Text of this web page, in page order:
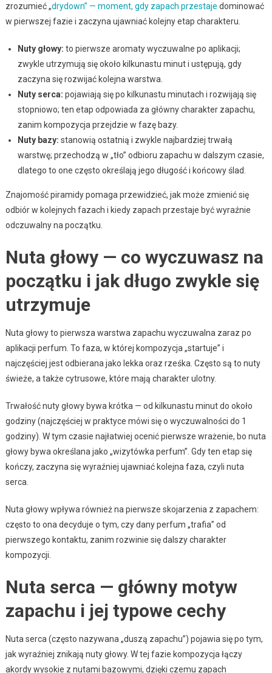
zrozumieć „drydown” — moment, gdy zapach przestaje dominować
w pierwszej fazie i zaczyna ujawniać kolejny etap charakteru.
Nuty głowy: to pierwsze aromaty wyczuwalne po aplikacji;
zwykle utrzymują się około kilkunastu minut i ustępują, gdy
zaczyna się rozwijać kolejna warstwa.
Nuty serca: pojawiają się po kilkunastu minutach i rozwijają się
stopniowo; ten etap odpowiada za główny charakter zapachu,
zanim kompozycja przejdzie w fazę bazy.
Nuty bazy: stanowią ostatnią i zwykle najbardziej trwałą
warstwę; przechodzą w „tło” odbioru zapachu w dalszym czasie,
dlatego to one często określają jego długość i końcowy ślad.
Znajomość piramidy pomaga przewidzieć, jak może zmienić się
odbiór w kolejnych fazach i kiedy zapach przestaje być wyraźnie
odczuwalny na początku.
Nuta głowy — co wyczuwasz na
początku i jak długo zwykle się
utrzymuje
Nuta głowy to pierwsza warstwa zapachu wyczuwalna zaraz po
aplikacji perfum. To faza, w której kompozycja „startuje” i
najczęściej jest odbierana jako lekka oraz rześka. Często są to nuty
świeże, a także cytrusowe, które mają charakter ulotny.
Trwałość nuty głowy bywa krótka — od kilkunastu minut do około
godziny (najczęściej w praktyce mówi się o wyczuwalności do 1
godziny). W tym czasie najłatwiej ocenić pierwsze wrażenie, bo nuta
głowy bywa określana jako „wizytówka perfum”. Gdy ten etap się
kończy, zaczyna się wyraźniej ujawniać kolejna faza, czyli nuta
serca.
Nuta głowy wpływa również na pierwsze skojarzenia z zapachem:
często to ona decyduje o tym, czy dany perfum „trafia” od
pierwszego kontaktu, zanim rozwinie się dalszy charakter
kompozycji.
Nuta serca — główny motyw
zapachu i jej typowe cechy
Nuta serca (często nazywana „duszą zapachu”) pojawia się po tym,
jak wyraźniej znikają nuty głowy. W tej fazie kompozycja łączy
akordy wysokie z nutami bazowymi, dzięki czemu zapach